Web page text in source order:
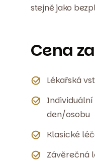
stejně jako
Cena
Lékařská
den/osobu
Klasické
Závěrečná